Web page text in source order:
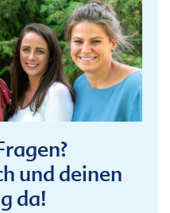
und deinen
da!